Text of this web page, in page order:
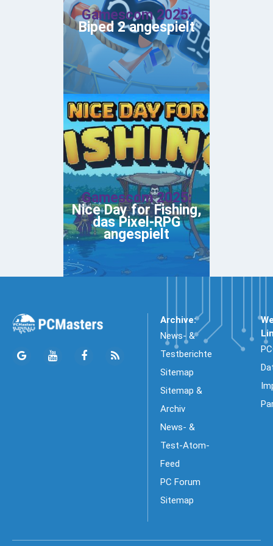
Gamescom 2025:
Biped 2 angespielt
Gamescom 2025:
Nice Day for Fishing,
das Pixel-RPG
angespielt
Archive:
News- &
Testberichte
Sitemap
Sitemap &
Archiv
News- &
Test-Atom-
Feed
PC Forum
Sitemap